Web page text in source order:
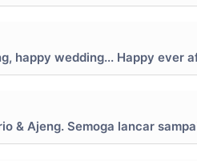
happy wedding... Happy ever
& Ajeng. Semoga lancar